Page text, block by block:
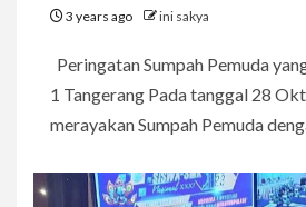
3 years ago ini sakya
Peringatan Sumpah Pemuda
1 Tangerang Pada tanggal 28
merayakan Sumpah Pemuda